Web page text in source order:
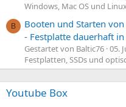
Windows, Mac OS und
B
Booten und Starten
- Festplatte dauerhaft
Gestartet von Baltic76 05.
Festplatten, SSDs und
Youtube Box